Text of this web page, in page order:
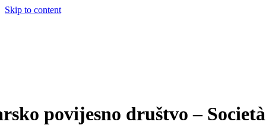
Skip to content
povijesno društvo –